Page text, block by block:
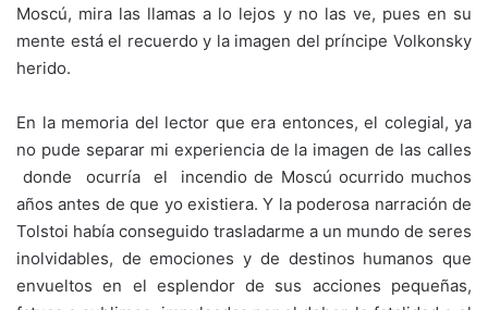
Moscú, mira las llamas a lo lejos y no las ve, pues en su
mente está el recuerdo y la imagen del príncipe Volkonsky
herido.
En la memoria del lector que era entonces, el colegial, ya
no pude separar mi experiencia de la imagen de las calles
donde ocurría el incendio de Moscú ocurrido muchos
años antes de que yo existiera. Y la poderosa narración de
Tolstoi había conseguido trasladarme a un mundo de seres
inolvidables, de emociones y de destinos humanos que
envueltos en el esplendor de sus acciones pequeñas,